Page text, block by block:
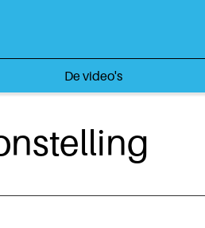
De video's